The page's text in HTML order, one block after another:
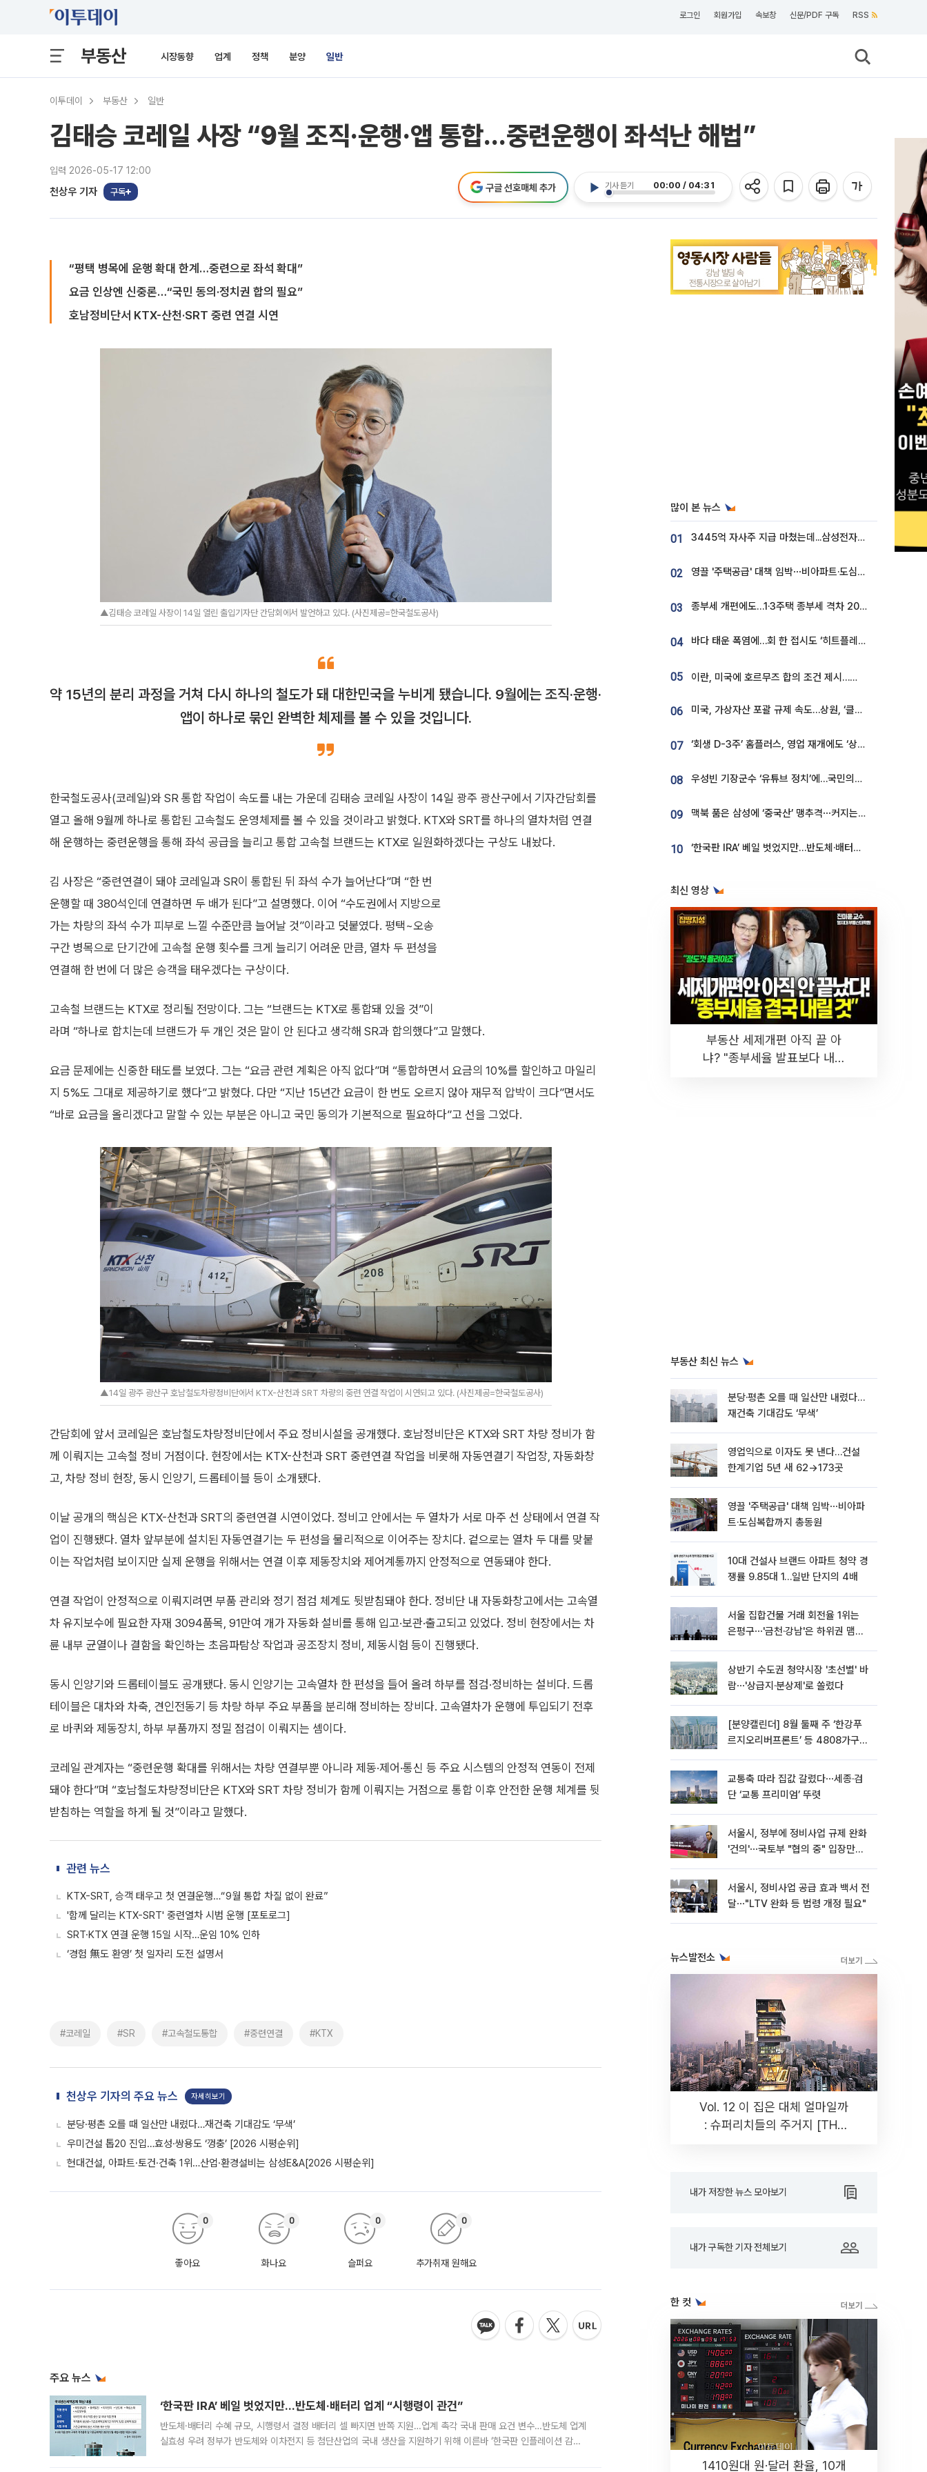
로그인 회원가입 속보창 신문/PDF 구독 RSS
부동산 시장동향 업계 정책 분양 일반
이투데이 부동산 일반
김태승 코레일 사장 “9월 조직·운행·앱 통합…중련운행이 좌석난 해법”
입력 2026-05-17 12:00
천상우 기자 구독
기사 듣기 00:00 / 04:31
구글 선호매체 추가
“평택 병목에 운행 확대 한계…중련으로 좌석 확대”
요금 인상엔 신중론…“국민 동의·정치권 합의 필요”
호남정비단서 KTX-산천·SRT 중련 연결 시연
▲김태승 코레일 사장이 14일 열린 출입기자단 간담회에서 발언하고 있다. (사진제공=한국철도공사)
약 15년의 분리 과정을 거쳐 다시 하나의 철도가 돼 대한민국을 누비게 됐습니다. 9월에는 조직·운행·
앱이 하나로 묶인 완벽한 체제를 볼 수 있을 것입니다.
한국철도공사(코레일)와 SR 통합 작업이 속도를 내는 가운데 김태승 코레일 사장이 14일 광주 광산구에서 기자간담회를
열고 올해 9월께 하나로 통합된 고속철도 운영체제를 볼 수 있을 것이라고 밝혔다. KTX와 SRT를 하나의 열차처럼 연결
해 운행하는 중련운행을 통해 좌석 공급을 늘리고 통합 고속철 브랜드는 KTX로 일원화하겠다는 구상도 내놨다.
김 사장은 “중련연결이 돼야 코레일과 SR이 통합된 뒤 좌석 수가 늘어난다”며 “한 번
운행할 때 380석인데 연결하면 두 배가 된다”고 설명했다. 이어 “수도권에서 지방으로
가는 차량의 좌석 수가 피부로 느낄 수준만큼 늘어날 것”이라고 덧붙였다. 평택~오송
구간 병목으로 단기간에 고속철 운행 횟수를 크게 늘리기 어려운 만큼, 열차 두 편성을
연결해 한 번에 더 많은 승객을 태우겠다는 구상이다.
고속철 브랜드는 KTX로 정리될 전망이다. 그는 “브랜드는 KTX로 통합돼 있을 것”이
라며 “하나로 합치는데 브랜드가 두 개인 것은 말이 안 된다고 생각해 SR과 합의했다”고 말했다.
요금 문제에는 신중한 태도를 보였다. 그는 “요금 관련 계획은 아직 없다”며 “통합하면서 요금의 10%를 할인하고 마일리
지 5%도 그대로 제공하기로 했다”고 밝혔다. 다만 “지난 15년간 요금이 한 번도 오르지 않아 재무적 압박이 크다”면서도
“바로 요금을 올리겠다고 말할 수 있는 부분은 아니고 국민 동의가 기본적으로 필요하다”고 선을 그었다.
▲14일 광주 광산구 호남철도차량정비단에서 KTX-산천과 SRT 차량의 중련 연결 작업이 시연되고 있다. (사진제공=한국철도공사)
간담회에 앞서 코레일은 호남철도차량정비단에서 주요 정비시설을 공개했다. 호남정비단은 KTX와 SRT 차량 정비가 함
께 이뤄지는 고속철 정비 거점이다. 현장에서는 KTX-산천과 SRT 중련연결 작업을 비롯해 자동연결기 작업장, 자동화창
고, 차량 정비 현장, 동시 인양기, 드롭테이블 등이 소개됐다.
이날 공개의 핵심은 KTX-산천과 SRT의 중련연결 시연이었다. 정비고 안에서는 두 열차가 서로 마주 선 상태에서 연결 작
업이 진행됐다. 열차 앞부분에 설치된 자동연결기는 두 편성을 물리적으로 이어주는 장치다. 겉으로는 열차 두 대를 맞붙
이는 작업처럼 보이지만 실제 운행을 위해서는 연결 이후 제동장치와 제어계통까지 안정적으로 연동돼야 한다.
연결 작업이 안정적으로 이뤄지려면 부품 관리와 정기 점검 체계도 뒷받침돼야 한다. 정비단 내 자동화창고에서는 고속열
차 유지보수에 필요한 자재 3094품목, 91만여 개가 자동화 설비를 통해 입고·보관·출고되고 있었다. 정비 현장에서는 차
륜 내부 균열이나 결함을 확인하는 초음파탐상 작업과 공조장치 정비, 제동시험 등이 진행됐다.
동시 인양기와 드롭테이블도 공개됐다. 동시 인양기는 고속열차 한 편성을 들어 올려 하부를 점검·정비하는 설비다. 드롭
테이블은 대차와 차축, 견인전동기 등 차량 하부 주요 부품을 분리해 정비하는 장비다. 고속열차가 운행에 투입되기 전후
로 바퀴와 제동장치, 하부 부품까지 정밀 점검이 이뤄지는 셈이다.
코레일 관계자는 “중련운행 확대를 위해서는 차량 연결부뿐 아니라 제동·제어·통신 등 주요 시스템의 안정적 연동이 전제
돼야 한다”며 “호남철도차량정비단은 KTX와 SRT 차량 정비가 함께 이뤄지는 거점으로 통합 이후 안전한 운행 체계를 뒷
받침하는 역할을 하게 될 것”이라고 말했다.
관련 뉴스
KTX-SRT, 승객 태우고 첫 연결운행…“9월 통합 차질 없이 완료”
'함께 달리는 KTX-SRT' 중련열차 시범 운행 [포토로그]
SRT·KTX 연결 운행 15일 시작…운임 10% 인하
‘경험 無도 환영’ 첫 일자리 도전 설명서
#코레일 #SR #고속철도통합 #중련연결 #KTX
천상우 기자의 주요 뉴스 자세히보기
분당·평촌 오를 때 일산만 내렸다…재건축 기대감도 ‘무색’
우미건설 톱20 진입…효성·쌍용도 ‘껑충’ [2026 시평순위]
현대건설, 아파트·토건·건축 1위…산업·환경설비는 삼성E&A[2026 시평순위]
좋아요
0
화나요
0
슬퍼요
0
추가취재 원해요
0
주요 뉴스
‘한국판 IRA’ 베일 벗었지만…반도체·배터리 업계 “시행령이 관건”
반도체·배터리 수혜 규모, 시행령서 결정 배터리 셀 빠지면 반쪽 지원…업계 촉각 국내 판매 요건 변수…반도체 업계
실효성 우려 정부가 반도체와 이차전지 등 첨단산업의 국내 생산을 지원하기 위해 이른바 ‘한국판 인플레이션 감축
많이 본 뉴스
01 3445억 자사주 지급 마쳤는데...삼성전자 DX노조, 뒤늦은 '떼쓰기 집회'
02 영끌 '주택공급' 대책 임박⋯비아파트·도심복합까지 총동원
03 종부세 개편에도…1·3주택 종부세 격차 2028년부터 확대
04 바다 태운 폭염에…회 한 접시도 ‘히트플레이션’
05 이란, 미국에 호르무즈 합의 조건 제시…美 “경기 아직 안 끝나” [종합]
06 미국, 가상자산 포괄 규제 속도…상원, ‘클래리티법’ 9월 절차투표 추진
07 ‘회생 D-3주’ 홈플러스, 영업 재개에도 ‘상품 공급망’ 복구가 생존 관건
08 우성빈 기장군수 ‘유튜브 정치’에…국민의힘 군의원들 집단 반발
09 맥북 품은 삼성에 ‘중국산’ 맹추격⋯커지는 노트북 OLED 시장
10 ‘한국판 IRA’ 베일 벗었지만…반도체·배터리 업계 “시행령이 관건”
최신 영상
부동산 세제개편 아직 끝 아
냐? "종부세율 발표보다 내릴
부동산 최신 뉴스
분당·평촌 오를 때 일산만 내렸다…
재건축 기대감도 ‘무색’
영업익으로 이자도 못 낸다…건설
한계기업 5년 새 62→173곳
영끌 '주택공급' 대책 임박⋯비아파
트·도심복합까지 총동원
10대 건설사 브랜드 아파트 청약 경
쟁률 9.85대 1…일반 단지의 4배
서울 집합건물 거래 회전율 1위는
은평구⋯'금천·강남'은 하위권 맴돌
상반기 수도권 청약시장 '초선별' 바
람⋯'상급지·분상제'로 쏠렸다
[분양캘린더] 8월 둘째 주 ‘한강푸
르지오리버프론트’ 등 4808가구
교통축 따라 집값 갈렸다⋯세종·검
단 ‘교통 프리미엄’ 뚜렷
서울시, 정부에 정비사업 규제 완화
'건의'⋯국토부 "협의 중" 입장만
서울시, 정비사업 공급 효과 백서 전
달⋯"LTV 완화 등 법령 개정 필요"
뉴스발전소
Vol. 12 이 집은 대체 얼마일까
: 슈퍼리치들의 주거지 [THE
내가 저장한 뉴스 모아보기
내가 구독한 기자 전체보기
한 컷
1410원대 원·달러 환율, 10개